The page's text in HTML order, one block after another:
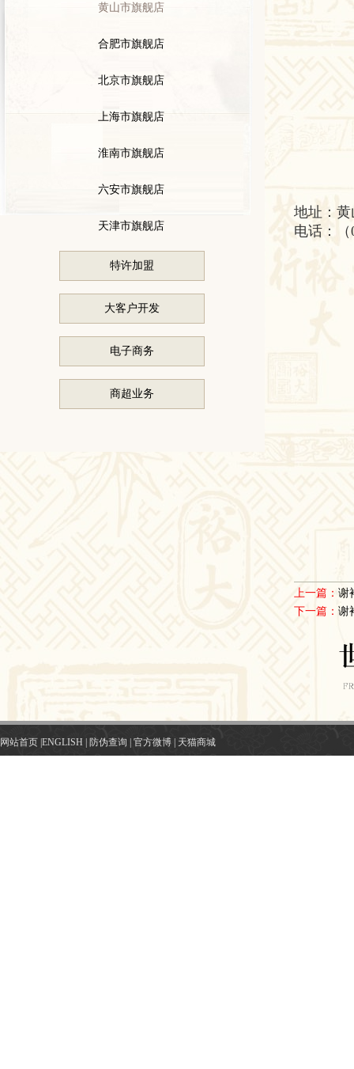
黄山市旗舰店
合肥市旗舰店
北京市旗舰店
上海市旗舰店
淮南市旗舰店
六安市旗舰店
天津市旗舰店
特许加盟
大客户开发
电子商务
商超业务
地址：黄
电话：（
上一篇： 谢
下一篇： 谢
网站首页 ENGLISH 防伪查询 官方微博 天猫商城